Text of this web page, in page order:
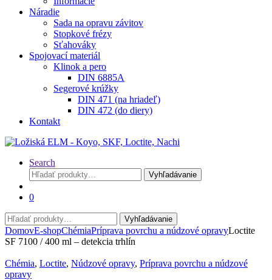
Náradie
Sada na opravu závitov
Stopkové frézy
Sťahováky
Spojovací materiál
Klinok a pero
DIN 6885A
Segerové krúžky
DIN 471 (na hriadeľ)
DIN 472 (do diery)
Kontakt
Search
Hľadať:
Vyhľadávanie
0
Hľadať:
Vyhľadávanie
DomovE-shopChémiaPríprava povrchu a núdzové opravyLoctite
SF 7100 / 400 ml – detekcia trhlín
Chémia, Loctite, Núdzové opravy, Príprava povrchu a núdzové
opravy